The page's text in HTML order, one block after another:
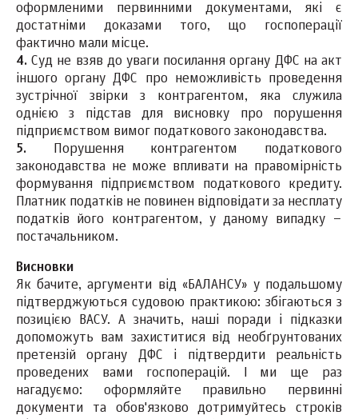
оформленими первинними документами, які є
достатніми доказами того, що госпоперації
фактично мали місце.
4. Суд не взяв до уваги посилання органу ДФС на акт
іншого органу ДФС про неможливість проведення
зустрічної звірки з контрагентом, яка служила
однією з підстав для висновку про порушення
підприємством вимог податкового законодавства.
5. Порушення контрагентом податкового
законодавства не може впливати на правомірність
формування підприємством податкового кредиту.
Платник податків не повинен відповідати за несплату
податків його контрагентом, у даному випадку –
постачальником.
Висновки
Як бачите, аргументи від «БАЛАНСУ» у подальшому
підтверджуються судовою практикою: збігаються з
позицією ВАСУ. А значить, наші поради і підказки
допоможуть вам захиститися від необґрунтованих
претензій органу ДФС і підтвердити реальність
проведених вами госпоперацій. І ми ще раз
нагадуємо: оформляйте правильно первинні
документи та обов'язково дотримуйтесь строків